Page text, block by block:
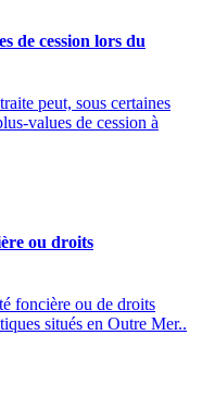
de cession lors du
peut, sous certaines
values de cession à
ou droits
foncière ou de droits
situés en Outre Mer..